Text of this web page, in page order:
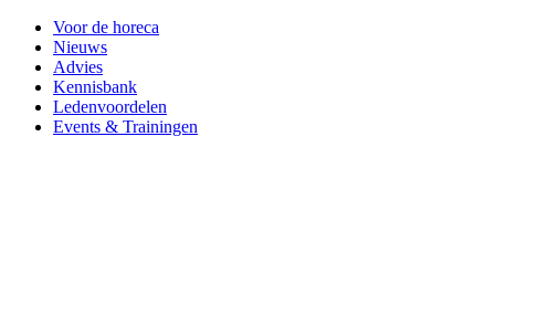
Voor de horeca
Nieuws
Advies
Kennisbank
Ledenvoordelen
Events & Trainingen